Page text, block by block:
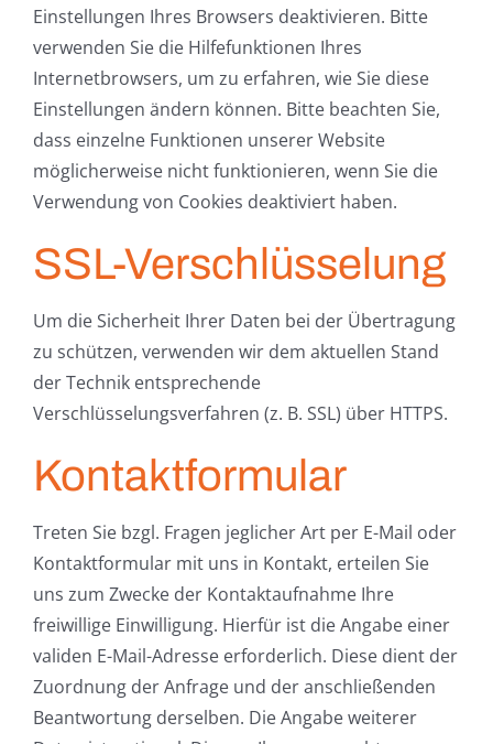
Einstellungen Ihres Browsers deaktivieren. Bitte
verwenden Sie die Hilfefunktionen Ihres
Internetbrowsers, um zu erfahren, wie Sie diese
Einstellungen ändern können. Bitte beachten Sie,
dass einzelne Funktionen unserer Website
möglicherweise nicht funktionieren, wenn Sie die
Verwendung von Cookies deaktiviert haben.
SSL-Verschlüsselung
Um die Sicherheit Ihrer Daten bei der Übertragung
zu schützen, verwenden wir dem aktuellen Stand
der Technik entsprechende
Verschlüsselungsverfahren (z. B. SSL) über HTTPS.
Kontaktformular
Treten Sie bzgl. Fragen jeglicher Art per E-Mail oder
Kontaktformular mit uns in Kontakt, erteilen Sie
uns zum Zwecke der Kontaktaufnahme Ihre
freiwillige Einwilligung. Hierfür ist die Angabe einer
validen E-Mail-Adresse erforderlich. Diese dient der
Zuordnung der Anfrage und der anschließenden
Beantwortung derselben. Die Angabe weiterer